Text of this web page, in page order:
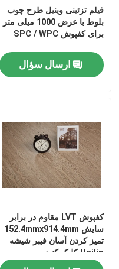
فیلم پی وی سی خود
فیلم PVC دانه چوب
کفپوش LVT
کفپوش پی وی سی پلانک
کفپوش وینیل را پوست
کفپوش چوبی وینیل
فیلم تزئینی وینیل طرح چوب
بلوط با عرض 1000 میلی متر
برای کفپوش SPC / WPC
ارسال سؤال
کفپوش LVT مقاوم در برابر
سایش 152.4mmx914.4mm
تمیز کردن آسان فیبر شیشه
Unilin کلیک کنید